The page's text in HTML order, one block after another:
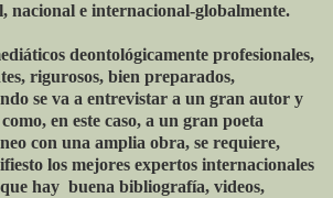
nacional e internacional-globalmente.
deontológicamente profesionales,
rigurosos, bien preparados,
se va a entrevistar a un gran autor y
en este caso, a un gran poeta
con una amplia obra, se requiere,
los mejores expertos internacionales
hay buena bibliografía, videos,